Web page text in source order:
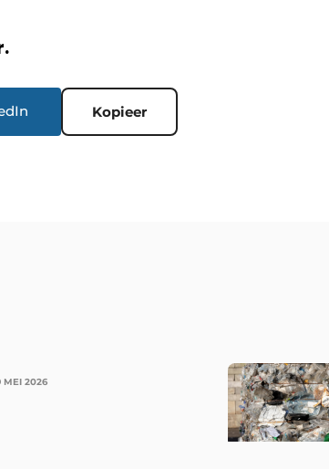
Kopieer
MEI 2026